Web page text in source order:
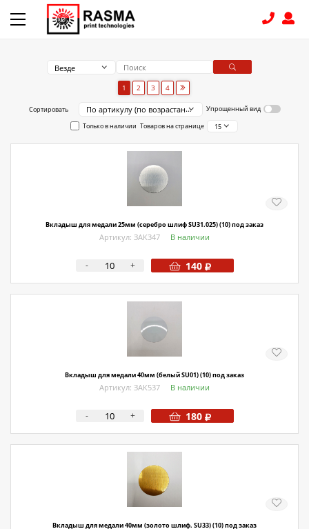
Условия поставки
Доставка
Политика конфиденциальности
КАТАЛОГ
КОНТАКТЫ
8 (831) 414-15-19
Везде
1 2 3 4
Сортировать По артикулу (по возрастанию)
Упрощенный вид
Только в наличии Товаров на странице 15
Вкладыш для медали 25мм (серебро шлиф SU31.025) (10) под заказ
Артикул: ЗАК347 В наличии
- + 140
Вкладыш для медали 40мм (белый SU01) (10) под заказ
Артикул: ЗАК537 В наличии
- + 180
Вкладыш для медали 40мм (золото шлиф. SU33) (10) под заказ